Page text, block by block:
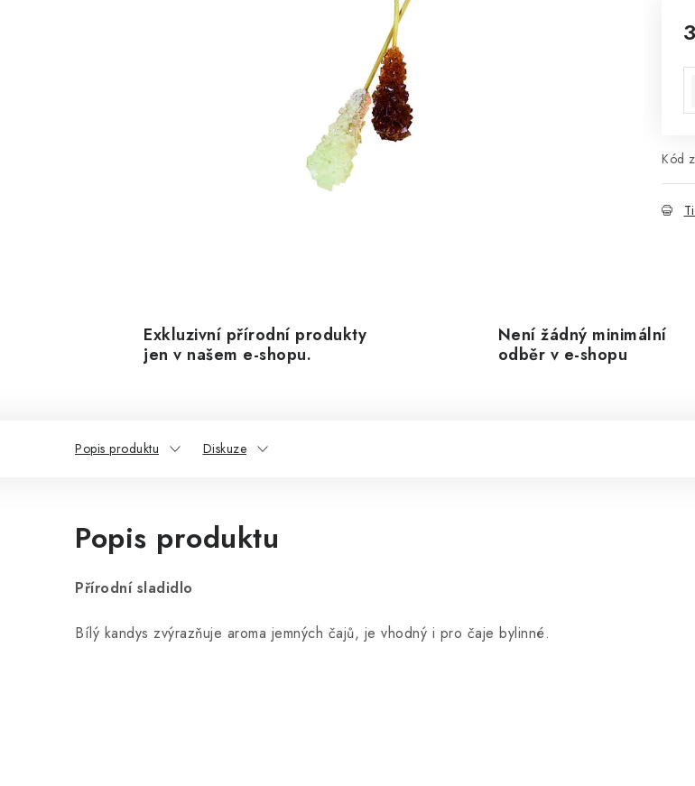
Kód
Exkluzivní přírodní produkty
jen v našem e-shopu.
Není žádný minimální
odběr v e-shopu
Popis produktu Diskuze
Popis produktu
Přírodní sladidlo
Bílý kandys zvýrazňuje aroma jemných čajů, je vhodný i pro čaje bylinné.